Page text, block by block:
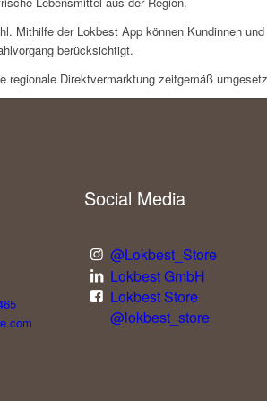
der Lokbest App können Kundinnen
berücksichtigt.
Direktvermarktung zeitgemäß
Social Media
@Lokbest_Store
Lokbest GmbH
Lokbest Store
@lokbest_store